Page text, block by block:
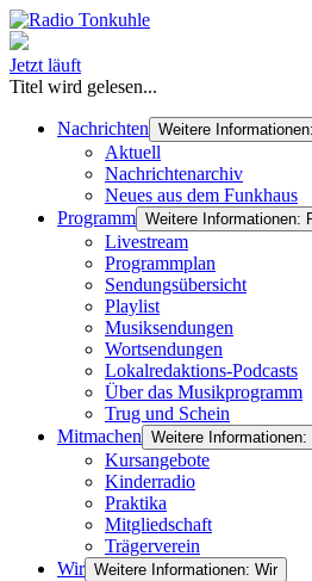
Jetzt läuft
Titel wird gelesen...
Nachrichten Weitere
Aktuell
Nachrichtenarchiv
Neues aus dem Funkhaus
Programm Weitere Informationen:
Livestream
Programmplan
Sendungsübersicht
Playlist
Musiksendungen
Wortsendungen
Lokalredaktions-Podcasts
Über das Musikprogramm
Trug und Schein
Mitmachen Weitere
Kursangebote
Kinderradio
Praktika
Mitgliedschaft
Trägerverein
Wir Weitere Informationen: Wir